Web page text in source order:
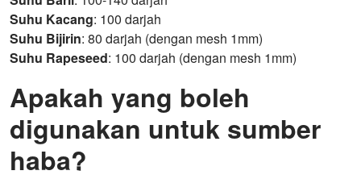
Suhu Kacang: 100 darjah
Suhu Bijirin: 80 darjah (dengan mesh 1mm)
Suhu Rapeseed: 100 darjah (dengan mesh 1mm)
Apakah yang boleh
digunakan untuk sumber
haba?